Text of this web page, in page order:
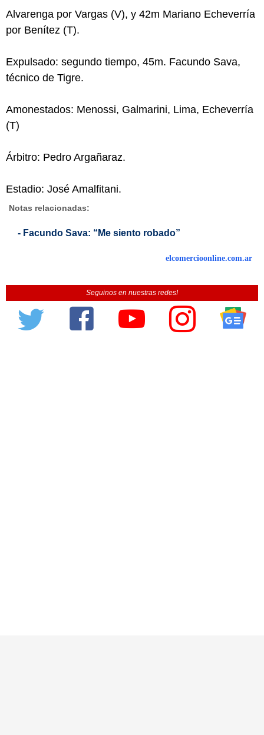
Alvarenga por Vargas (V), y 42m Mariano Echeverría
por Benítez (T).
Expulsado: segundo tiempo, 45m. Facundo Sava,
técnico de Tigre.
Amonestados: Menossi, Galmarini, Lima, Echeverría
(T)
Árbitro: Pedro Argañaraz.
Estadio: José Amalfitani.
Notas relacionadas:
- Facundo Sava: “Me siento robado”
elcomercioonline.com.ar
Seguinos en nuestras redes!